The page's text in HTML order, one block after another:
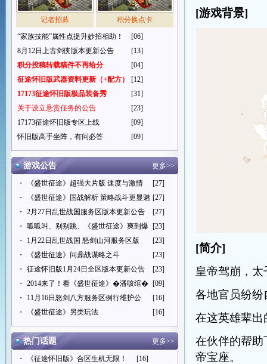
记者招募
积分换点卡
“家族技能”属性点提升妙招相助！
[06]
8月12日上古剑侠版本更新公告
[13]
积分投稿转载稿件不再给分
[04]
征途怀旧版武器资料更新（+配方）
[12]
17173征途怀旧版极品装备秀
[31]
关于设立悬赏任务的公告
[23]
17173征途怀旧版专区上线
[09]
怀旧版高手坐阵，有问必答
[09]
游戏公告 更多>>
・ 《盛世征途》超强大片版 速度与激情
[27]
・
《盛世征途》国战解析 策略战斗更显魅 [27]
・
2月27日乱世战国服务区版本更新公告
[27]
・
呱呱叫、别别跳、《盛世征途》爽到爆 [23]
・
1月22日乱世战国 怒剑山河服务区版
[23]
・
《盛世征途》问鼎战谋略之斗
[23]
・
征途怀旧版1月24日全区版本更新公告
[23]
・
2014来了！看《盛世征途》�潘咳绾� [09]
・
11月16日怒剑八方服务区例行维护公
[16]
・
《盛世征途》另类玩法 [16]
热门话题 更多>>
・ 《征途怀旧版》合区生机无限！
[16]
[游戏背景]
[简介]
皇帝驾崩，
各地官员纷
在这英雄辈
在伙伴的帮
帝宝座。